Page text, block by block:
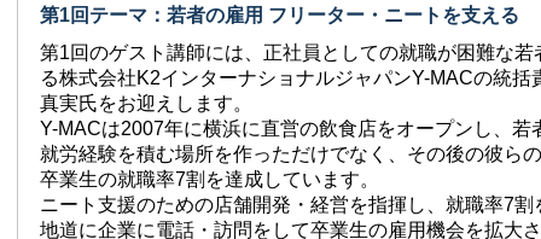
第1回テーマ：若者の雇用 フリーター・ニートを支える
第1回のゲスト講師には、正社員としての就職が困難な若
る株式会社K2インターナショナルジャパンY-MACの統括
真実氏をお迎えします。
Y-MACは2007年に横浜に直営の飲食店をオープンし、若
就労経験を積む場所を作っただけでなく、その後の彼ら
卒業生の就職率7割を達成しています。
ニート支援のための店舗開発・経営を指揮し、就職率7割
地道に企業に電話・訪問をして卒業生の雇用機会を拡大